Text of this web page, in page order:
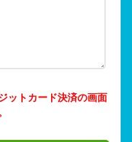
ットカード決済の画面